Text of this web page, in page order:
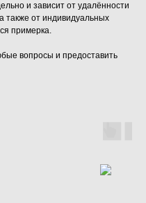
и зависит от удалённости
также от индивидуальных
примерка.
вопросы и предоставить